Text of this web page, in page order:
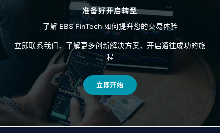
准备好开启转型
了解 EBS FinTech 如何提升您的交易体验
立即联系我们，了解更多创新解决方案，开启通往成功的旅
程
立即开始